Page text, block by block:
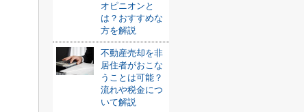
オピニオンと
は？おすすめな
方を解説
不動産売却を非
居住者がおこな
うことは可能？
流れや税金につ
いて解説